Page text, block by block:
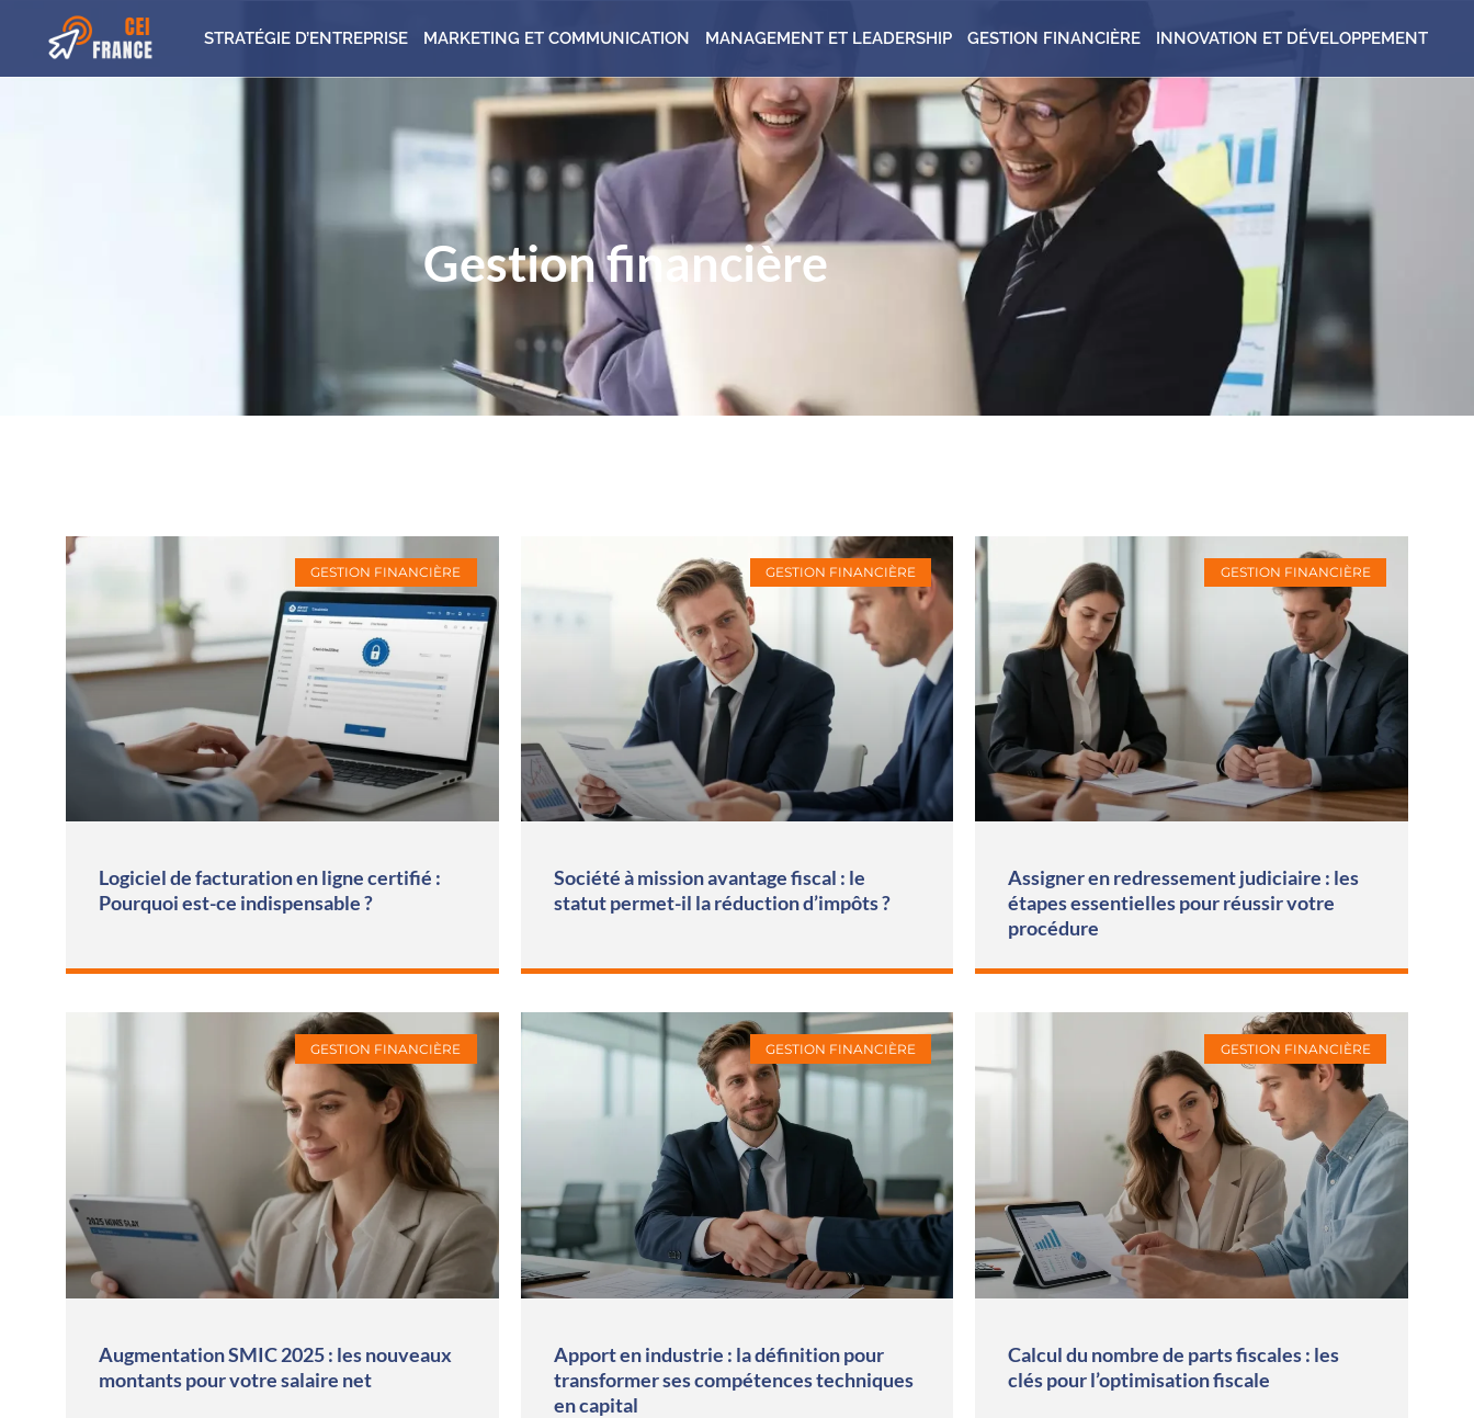
STRATÉGIE D’ENTREPRISE MARKETING ET COMMUNICATION MANAGEMENT ET LEADERSHIP GESTION FINANCIÈRE INNOVATION ET DÉVELOPPEMENT
Gestion financière
GESTION FINANCIÈRE
Logiciel de facturation en ligne certifié :
Pourquoi est-ce indispensable ?
GESTION FINANCIÈRE
Société à mission avantage fiscal : le
statut permet-il la réduction d’impôts ?
GESTION FINANCIÈRE
Assigner en redressement judiciaire : les
étapes essentielles pour réussir votre
procédure
GESTION FINANCIÈRE
Augmentation SMIC 2025 : les nouveaux
montants pour votre salaire net
GESTION FINANCIÈRE
Apport en industrie : la définition pour
transformer ses compétences techniques
en capital
GESTION FINANCIÈRE
Calcul du nombre de parts fiscales : les
clés pour l’optimisation fiscale